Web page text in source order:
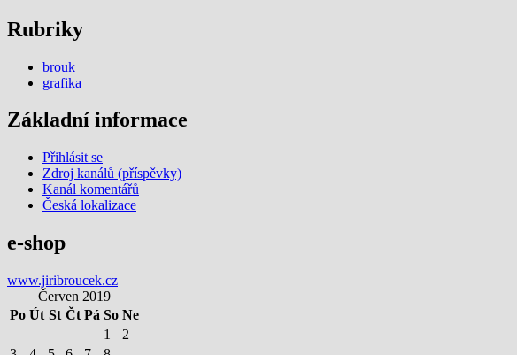
Rubriky
brouk
grafika
Základní informace
Přihlásit se
Zdroj kanálů (příspěvky)
Kanál komentářů
Česká lokalizace
e-shop
www.jiribroucek.cz
Červen 2019
Po Út St Čt Pá So Ne
1
2